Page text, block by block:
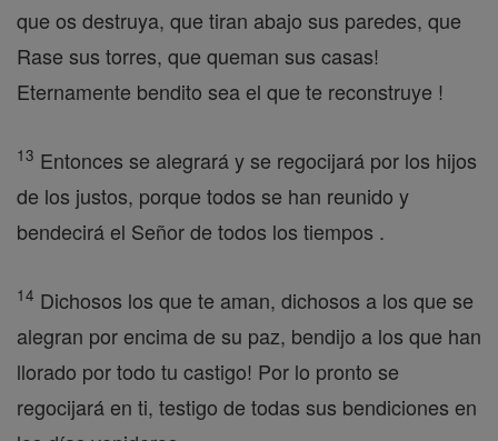
que os destruya, que tiran abajo sus paredes, que
Rase sus torres, que queman sus casas!
Eternamente bendito sea el que te reconstruye !
13 Entonces se alegrará y se regocijará por los hijos
de los justos, porque todos se han reunido y
bendecirá el Señor de todos los tiempos .
14 Dichosos los que te aman, dichosos a los que se
alegran por encima de su paz, bendijo a los que han
llorado por todo tu castigo! Por lo pronto se
regocijará en ti, testigo de todas sus bendiciones en